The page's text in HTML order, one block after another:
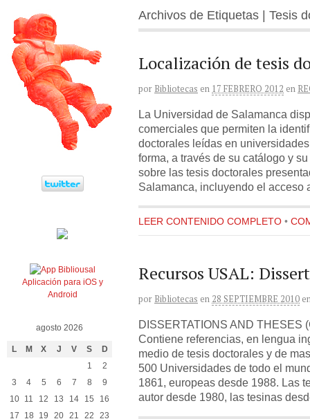
Archivos de Etiquetas | Tesis
Localización de tesis
por Bibliotecas en 17 FEBRERO 2012 en
La Universidad de Salamanca
comerciales que permiten la
doctorales leídas en
forma, a través de su catálogo y
sobre las tesis doctorales
Salamanca, incluyendo el acceso
LEER CONTENIDO COMPLETO •
Recursos USAL:
por Bibliotecas en 28 SEPTIEMBRE 2010
DISSERTATIONS AND THESES
Contiene referencias, en lengua
medio de tesis doctorales y de
500 Universidades de todo el
1861, europeas desde 1988. Las
autor desde 1980, las tesinas
Aplicación para iOS y
Android
agosto 2026
L M X J V S D
1
2
3
4 5 6 7 8
9
10
11 12 13 14 15
16
17
18 19 20 21 22
23